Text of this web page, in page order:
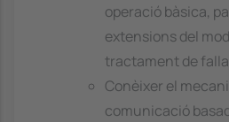
operació bàsica,
extensions del
tractament de
Conèixer el
comunicació